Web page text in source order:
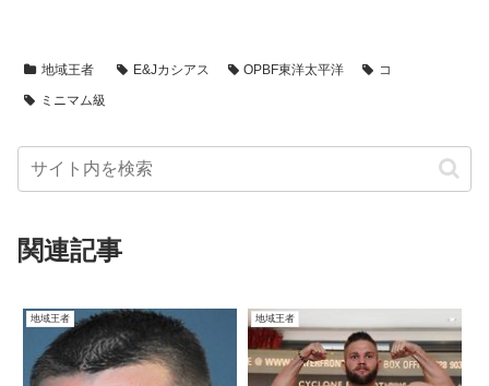
地域王者 E&Jカシアス OPBF東洋太平洋
コ
ミニマム級
関連記事
地域王者 地域王者